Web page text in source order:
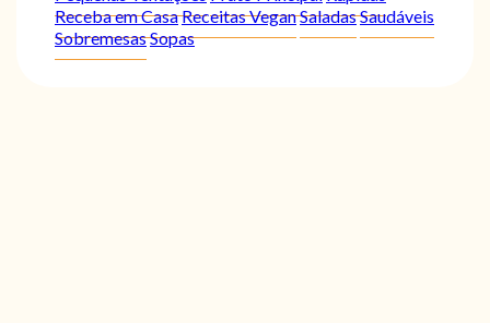
Receba em CasaReceitas VeganSaladasSaudáveis
SobremesasSopas